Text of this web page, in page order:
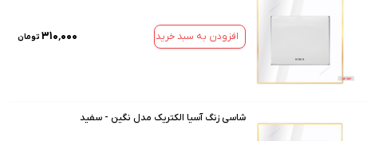
افزودن به سبد خرید ۳۱۰٬۰۰۰ تومان
شاسی زنگ آسیا الکتریک مدل نگین - سفید